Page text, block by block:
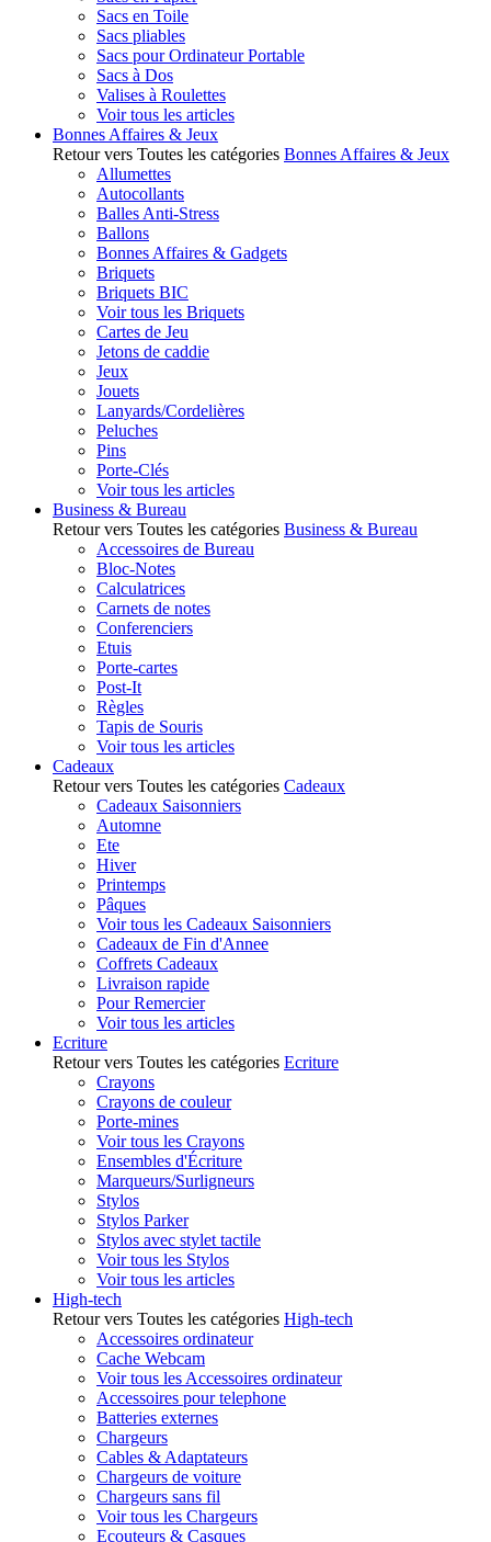
Sacs en Toile
Sacs pliables
Sacs pour Ordinateur Portable
Sacs à Dos
Valises à Roulettes
Voir tous les articles
Bonnes Affaires & Jeux
Retour vers Toutes les catégories Bonnes Affaires & Jeux
Allumettes
Autocollants
Balles Anti-Stress
Ballons
Bonnes Affaires & Gadgets
Briquets
Briquets BIC
Voir tous les Briquets
Cartes de Jeu
Jetons de caddie
Jeux
Jouets
Lanyards/Cordelières
Peluches
Pins
Porte-Clés
Voir tous les articles
Business & Bureau
Retour vers Toutes les catégories Business & Bureau
Accessoires de Bureau
Bloc-Notes
Calculatrices
Carnets de notes
Conferenciers
Etuis
Porte-cartes
Post-It
Règles
Tapis de Souris
Voir tous les articles
Cadeaux
Retour vers Toutes les catégories Cadeaux
Cadeaux Saisonniers
Automne
Ete
Hiver
Printemps
Pâques
Voir tous les Cadeaux Saisonniers
Cadeaux de Fin d'Annee
Coffrets Cadeaux
Livraison rapide
Pour Remercier
Voir tous les articles
Ecriture
Retour vers Toutes les catégories Ecriture
Crayons
Crayons de couleur
Porte-mines
Voir tous les Crayons
Ensembles d'Écriture
Marqueurs/Surligneurs
Stylos
Stylos Parker
Stylos avec stylet tactile
Voir tous les Stylos
Voir tous les articles
High-tech
Retour vers Toutes les catégories High-tech
Accessoires ordinateur
Cache Webcam
Voir tous les Accessoires ordinateur
Accessoires pour telephone
Batteries externes
Chargeurs
Cables & Adaptateurs
Chargeurs de voiture
Chargeurs sans fil
Voir tous les Chargeurs
Ecouteurs & Casques